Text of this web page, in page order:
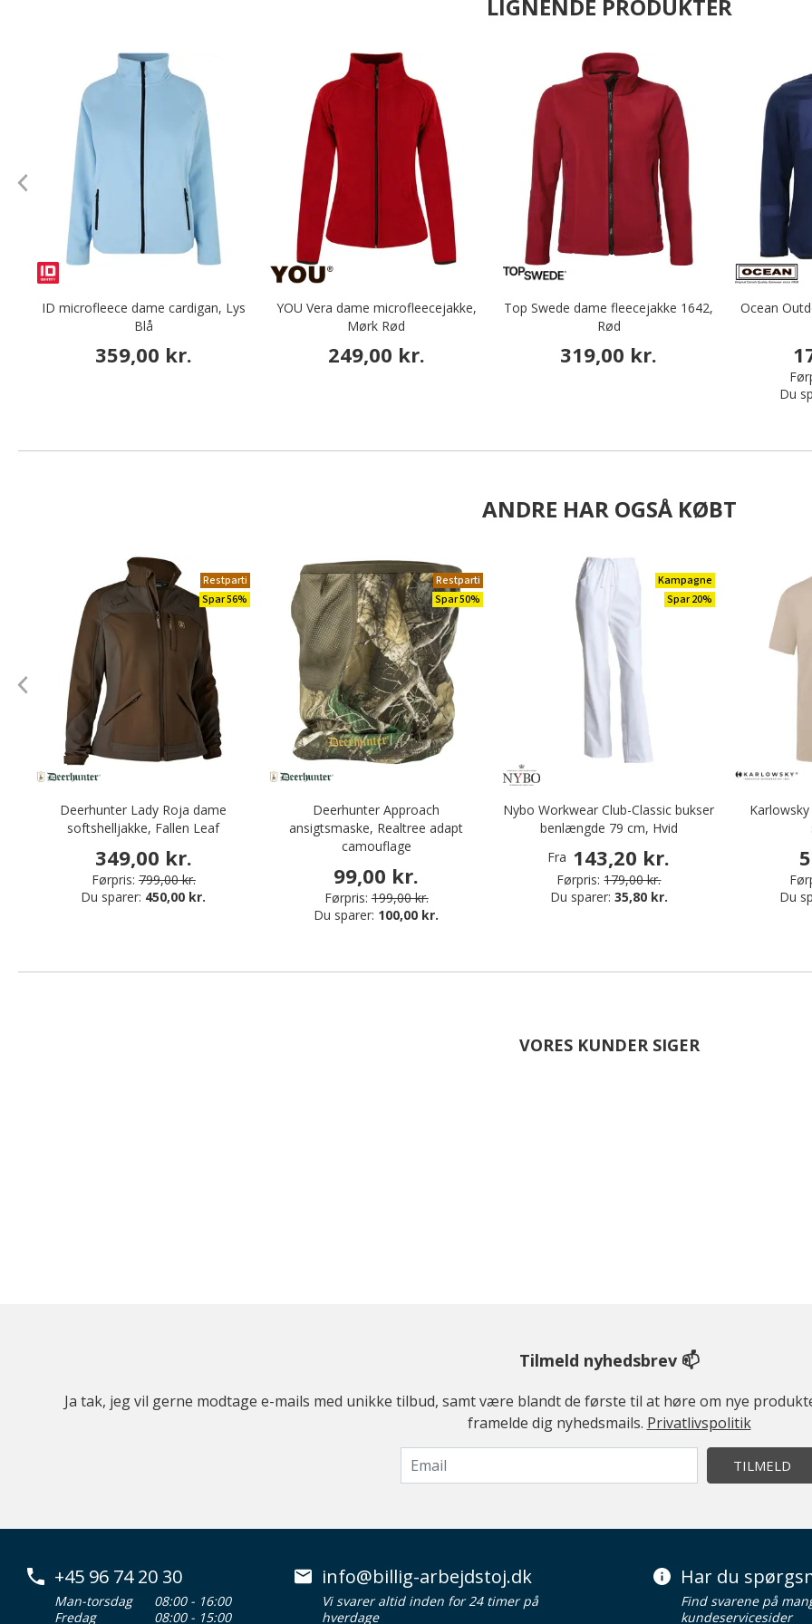
LIGNENDE PRODUKTER
ID microfleece dame cardigan, Lys
Blå
359,00 kr.
YOU Vera dame microfleecejakke,
Mørk Rød
249,00 kr.
Top Swede dame fleecejakke 1642,
Rød
319,00 kr.
Ocean
Du
ANDRE HAR OGSÅ KØBT
Restparti
Spar 56%
Deerhunter Lady Roja dame
softshelljakke, Fallen Leaf
349,00 kr.
Førpris: 799,00 kr.
Du sparer: 450,00 kr.
Restparti
Spar 50%
Deerhunter Approach
ansigtsmaske, Realtree adapt
camouflage
99,00 kr.
Førpris: 199,00 kr.
Du sparer: 100,00 kr.
Kampagne
Spar 20%
Nybo Workwear Club-Classic bukser
benlængde 79 cm, Hvid
Fra 143,20 kr.
Førpris: 179,00 kr.
Du sparer: 35,80 kr.
Du
VORES KUNDER SIGER
Tilmeld nyhedsbrev 📫
Ja tak, jeg vil gerne modtage e-mails med unikke tilbud, samt være blandt de første til at høre om nye
framelde dig nyhedsmails. Privatlivspolitik
TILMELD
+45 96 74 20 30
Man-torsdag
08:00 - 16:00
Fredag
08:00 - 15:00
info@billig-arbejdstoj.dk
Vi svarer altid inden for 24 timer på
hverdage
Har du
Find svarene på
kundeservicesider